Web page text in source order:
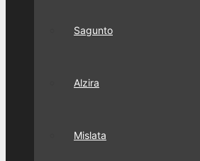
Sagunto
Alzira
Mislata